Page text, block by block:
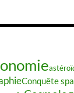
Conquête